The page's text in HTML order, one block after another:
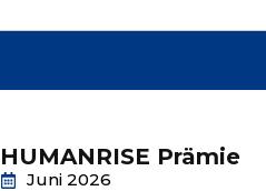
HUMANRISE Prämie
Juni 2026